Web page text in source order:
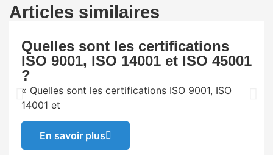
Articles similaires
Quelles sont les certifications
ISO 9001, ISO 14001 et ISO 45001
?
« Quelles sont les certifications ISO 9001, ISO
14001 et
En savoir plus